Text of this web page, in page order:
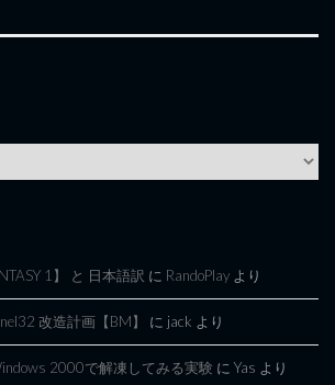
1】 と 日本語訳 に RandoPlay より
改造計画【BM】 に jack より
2000で解凍してみる実験 に Yas より